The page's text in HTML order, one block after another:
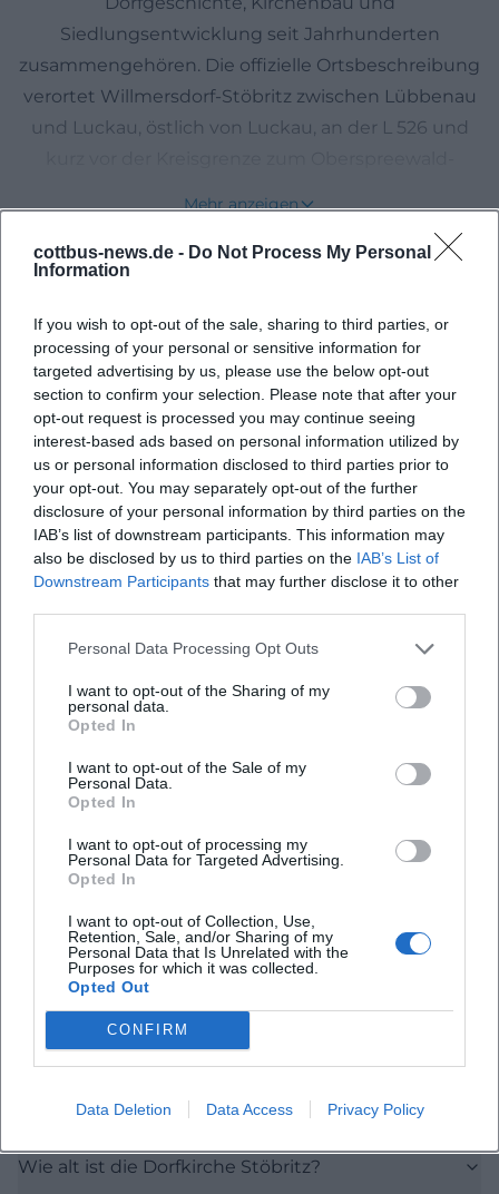
cottbus-news.de - Do Not Process My Personal
Information
If you wish to opt-out of the sale, sharing to third parties, or
processing of your personal or sensitive information for
targeted advertising by us, please use the below opt-out
section to confirm your selection. Please note that after your
opt-out request is processed you may continue seeing
interest-based ads based on personal information utilized by
us or personal information disclosed to third parties prior to
your opt-out. You may separately opt-out of the further
disclosure of your personal information by third parties on the
IAB’s list of downstream participants. This information may
also be disclosed by us to third parties on the IAB’s List of
Downstream Participants that may further disclose it to other
Personal Data Processing Opt Outs
I want to opt-out of the Sharing of my
personal data.
Opted In
I want to opt-out of the Sale of my
Personal Data.
Opted In
I want to opt-out of processing my
Personal Data for Targeted Advertising.
Opted In
I want to opt-out of Collection, Use,
Retention, Sale, and/or Sharing of my
Personal Data that Is Unrelated with the
Purposes for which it was collected.
Opted Out
CONFIRM
Data Deletion Data Access Privacy Policy
Siedlungsentwicklung seit Jahrhunderten
zusammengehören. Die offizielle Ortsbeschreibung
verortet Willmersdorf-Stöbritz zwischen Lübbenau
und Luckau, östlich von Luckau, an der L 526 und
Regionalgeschichte ist er jedoch sehr
aussagekräftig: Hier trifft eine frühe Feldsteinkirche
auf die Erinnerung an zwei ehemals eigenständige
Dörfer, die erst nach dem Wiener Kongress
zusammengelegt wurden. Willmersdorf wurde 1397
erstmals erwähnt, Stöbritz bereits 1346. Genau aus
dieser langen, vielschichtigen Entwicklung bezieht
die Kirche ihre besondere Bedeutung, denn sie ist
nicht nur ein Gebäude, sondern ein sichtbarer
Anker der Ortsidentität. ([luckau.de]
(https://luckau.de/de/buergerportal/luckau-
ortsteile/artikel-ortsteil-willmersdorf-stoebritz.html))
Willmersdorf-Stöbritz
Wer die Dorfkirche Stöbritz verstehen will, muss
zunächst den Ort verstehen, in dem sie steht.
eigenständige Siedlungen mit sehr
unterschiedlicher Überlieferung. Die Stadt Luckau
nennt für Willmersdorf eine erste urkundliche
Erwähnung im Jahr 1397, für Stöbritz sogar schon
Willmersdorf geht auf den Namen Wilhelm zurück,
Stöbritz auf eine sorbische Wurzel, die sinngemäß
als Siedlung mit Zäunen gedeutet wird. Dass beide
Orte nach dem Wiener Kongress zusammengelegt
wurden, zeigt, wie lange politische und
wirken können. Die Kirche steht also nicht einfach
in einem beliebigen Dorf, sondern in einem Ortsteil,
Mehr anzeigen
Keine Veranstaltungen gefunden
Häufig gestellte Fragen
Wo liegt die Dorfkirche Willmersdorf-Stöbritz?
Wie alt ist die Dorfkirche Stöbritz?